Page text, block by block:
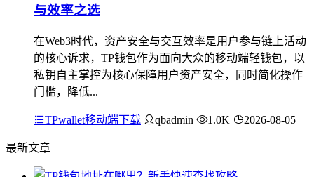
与效率之选
在Web3时代，资产安全与交互效率是用户参与链上活动
的核心诉求，TP钱包作为面向大众的移动端轻钱包，以
私钥自主掌控为核心保障用户资产安全，同时简化操作
门槛，降低...
TPwallet移动端下载 qbadmin 1.0K 2026-08-05
最新文章